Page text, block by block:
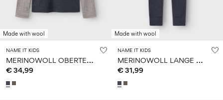
Made with wool
NAME IT KIDS
M
ERINOWOLL OBERTEIL MIT LANGEN ÄRMELN
€ 34,99
Made with wool
NAME IT KIDS
M
ERINOWOLL LANGE UNTERHOSE
€ 31,99